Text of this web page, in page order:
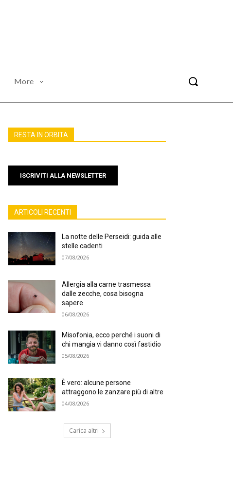
More
RESTA IN ORBITA
ISCRIVITI ALLA NEWSLETTER
ARTICOLI RECENTI
La notte delle Perseidi: guida alle
stelle cadenti
07/08/2026
Allergia alla carne trasmessa
dalle zecche, cosa bisogna
sapere
06/08/2026
Misofonia, ecco perché i suoni di
chi mangia vi danno così fastidio
05/08/2026
È vero: alcune persone
attraggono le zanzare più di altre
04/08/2026
Carica altri